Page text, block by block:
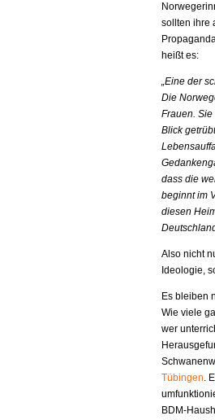
sollten ihre
heißt es:
„Eine der
Die
Frauen.
Blick
dass die
beginnt im
diesen
Also nicht
Ideologie,
Es bleiben
Wie viele
wer
Tübingen.
BDM-